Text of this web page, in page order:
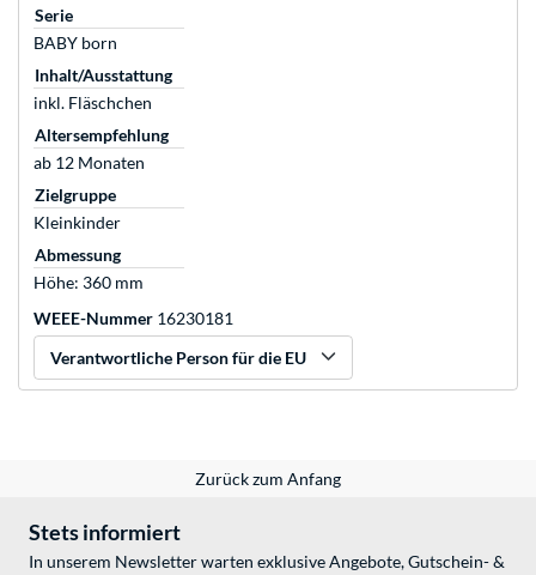
Serie
BABY born
Inhalt/Ausstattung
inkl. Fläschchen
Altersempfehlung
ab 12 Monaten
Zielgruppe
Kleinkinder
Abmessung
Höhe: 360 mm
WEEE-Nummer 16230181
Verantwortliche Person für die EU
Zurück zum Anfang
Stets informiert
In unserem Newsletter warten exklusive Angebote, Gutschein- &